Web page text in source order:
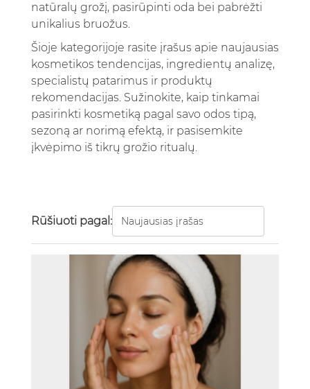
natūralų grožį, pasirūpinti oda bei pabrėžti
unikalius bruožus.
Šioje kategorijoje rasite įrašus apie naujausias
kosmetikos tendencijas, ingredientų analizę,
specialistų patarimus ir produktų
rekomendacijas. Sužinokite, kaip tinkamai
pasirinkti kosmetiką pagal savo odos tipą,
sezoną ar norimą efektą, ir pasisemkite
įkvėpimo iš tikrų grožio ritualų.
Rūšiuoti pagal: